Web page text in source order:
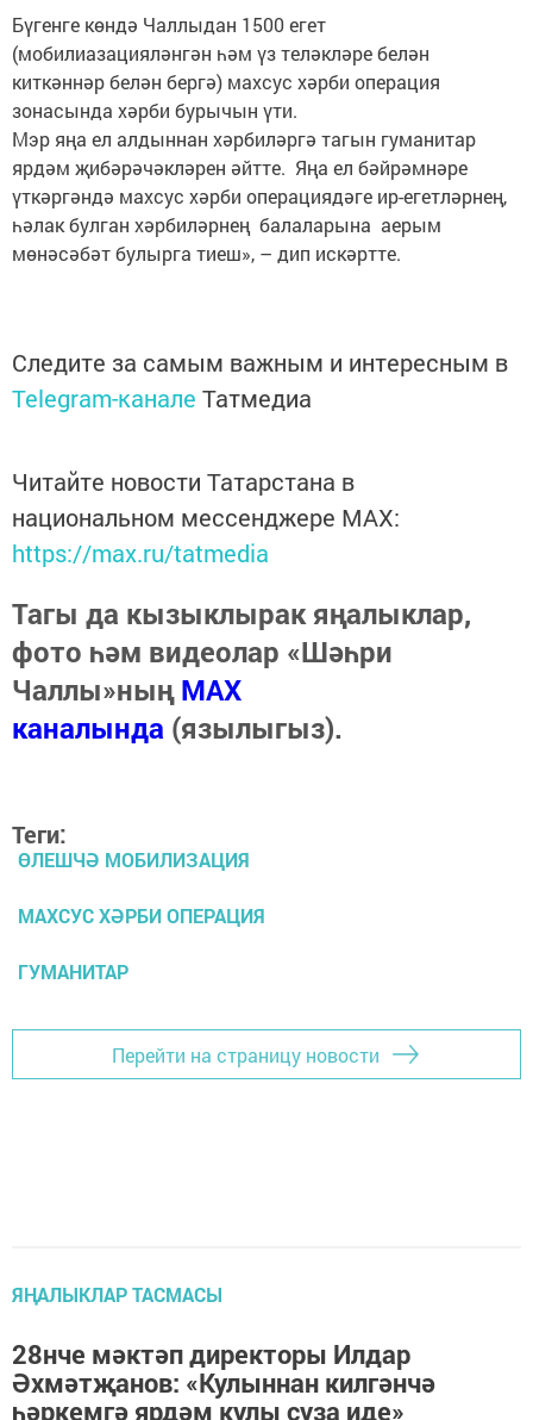
Бүгенге көндә Чаллыдан 1500 егет
(мобилиазацияләнгән һәм үз теләкләре белән
киткәннәр белән бергә) махсус хәрби операция
зонасында хәрби бурычын үти.
Мэр яңа ел алдыннан хәрбиләргә тагын гуманитар
ярдәм җибәрәчәкләрен әйтте. Яңа ел бәйрәмнәре
үткәргәндә махсус хәрби операциядәге ир-егетләрнең,
һәлак булган хәрбиләрнең балаларына аерым
мөнәсәбәт булырга тиеш», – дип искәртте.
Следите за самым важным и интересным в
Telegram-канале Татмедиа
Читайте новости Татарстана в
национальном мессенджере MАХ:
https://max.ru/tatmedia
Тагы да кызыклырак яңалыклар,
фото һәм видеолар «Шәһри
Чаллы»ныңMAX
каналында (язылыгыз).
Теги:
ӨЛЕШЧӘ МОБИЛИЗАЦИЯ
МАХСУС ХӘРБИ ОПЕРАЦИЯ
ГУМАНИТАР
Перейти на страницу новости
ЯҢАЛЫКЛАР ТАСМАСЫ
28нче мәктәп директоры Илдар
Әхмәтҗанов: «Кулыннан килгәнчә
һәркемгә ярдәм кулы суза иде»